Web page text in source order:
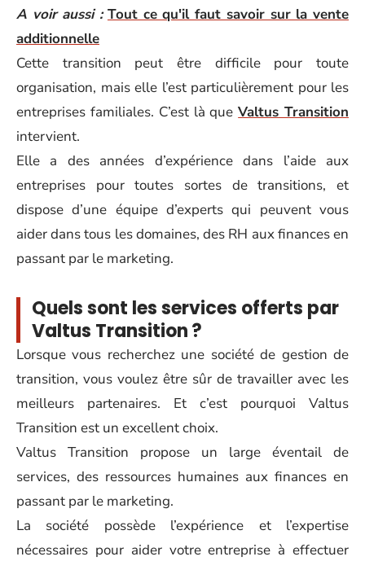
A voir aussi : Tout ce qu'il faut savoir sur la vente
additionnelle
Cette transition peut être difficile pour toute
organisation, mais elle l’est particulièrement pour les
entreprises familiales. C’est là queValtus Transition
intervient.
Elle a des années d’expérience dans l’aide aux
entreprises pour toutes sortes de transitions, et
dispose d’une équipe d’experts qui peuvent vous
aider dans tous les domaines, des RH aux finances en
passant par le marketing.
Quels sont les services offerts par
Valtus Transition ?
Lorsque vous recherchez une société de gestion de
transition, vous voulez être sûr de travailler avec les
meilleurs partenaires. Et c’est pourquoi Valtus
Transition est un excellent choix.
Valtus Transition propose un large éventail de
services, des ressources humaines aux finances en
passant par le marketing.
La société possède l’expérience et l’expertise
nécessaires pour aider votre entreprise à effectuer